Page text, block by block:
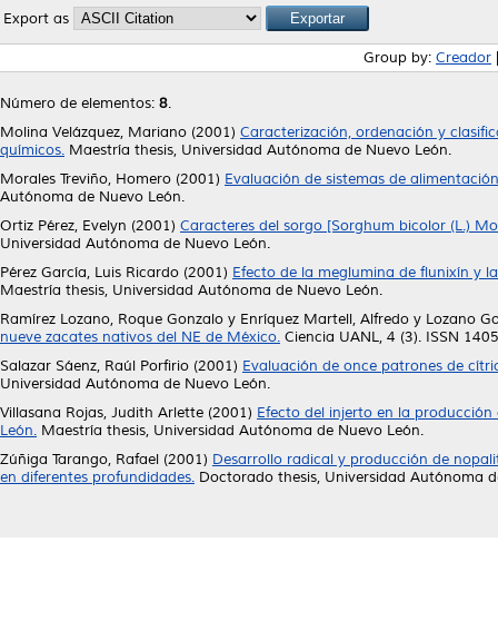
Export as
Group by: Creador
Número de elementos: 8.
Molina Velázquez, Mariano (2001) Caracterización, ordenación y
químicos. Maestría thesis, Universidad Autónoma de Nuevo León.
Morales Treviño, Homero (2001) Evaluación de sistemas de
Autónoma de Nuevo León.
Ortiz Pérez, Evelyn (2001) Caracteres del sorgo [Sorghum bicolor (L.)
Universidad Autónoma de Nuevo León.
Pérez García, Luis Ricardo (2001) Efecto de la meglumina de flunixín y
Maestría thesis, Universidad Autónoma de Nuevo León.
Ramírez Lozano, Roque Gonzalo y Enríquez Martell, Alfredo y Lozano
nueve zacates nativos del NE de México. Ciencia UANL, 4 (3). ISSN
Salazar Sáenz, Raúl Porfirio (2001) Evaluación de once patrones de
Universidad Autónoma de Nuevo León.
Villasana Rojas, Judith Arlette (2001) Efecto del injerto en la
León. Maestría thesis, Universidad Autónoma de Nuevo León.
Zúñiga Tarango, Rafael (2001) Desarrollo radical y producción de
en diferentes profundidades. Doctorado thesis, Universidad Autónoma